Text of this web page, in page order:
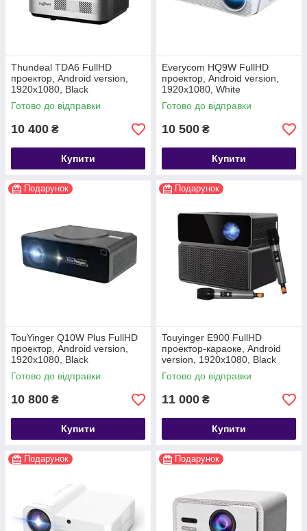
Thundeal TDA6 FullHD
проектор, Android version,
1920х1080, Black
Готово до відправки
10 400 ₴
Купити
Everycom HQ9W FullHD
проектор, Android version,
1920х1080, White
Готово до відправки
10 500 ₴
Купити
Подарунок
TouYinger Q10W Plus FullHD
проектор, Android version,
1920х1080, Black
Готово до відправки
10 800 ₴
Купити
Подарунок
Touyinger E900 FullHD
проектор-караоке, Android
version, 1920х1080, Black
Готово до відправки
11 000 ₴
Купити
Подарунок Подарунок